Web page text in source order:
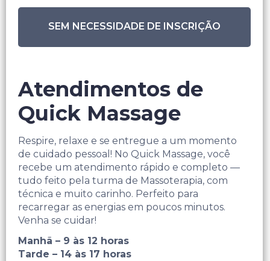
SEM NECESSIDADE DE INSCRIÇÃO
Atendimentos de
Quick Massage
Respire, relaxe e se entregue a um momento
de cuidado pessoal! No Quick Massage, você
recebe um atendimento rápido e completo —
tudo feito pela turma de Massoterapia, com
técnica e muito carinho. Perfeito para
recarregar as energias em poucos minutos.
Venha se cuidar!
Manhã – 9 às 12 horas
Tarde – 14 às 17 horas